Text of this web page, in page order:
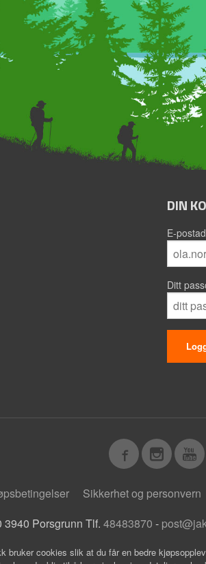
DIN
E-
Ditt
Sikkerhet og personvern
Porsgrunn Tlf. 48483870 -
bruker cookies slik at du får en bedre